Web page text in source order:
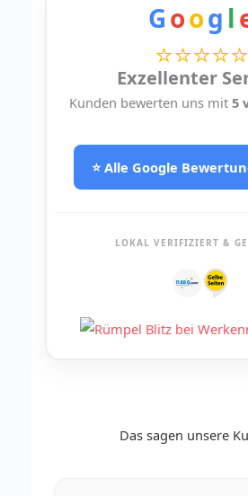
Goog l
⭐⭐⭐⭐⭐
Exzellenter
Kunden bewerten uns mit 5
⭐ Alle Google
LOKAL VERIFIZIERT &
Das sagen unsere